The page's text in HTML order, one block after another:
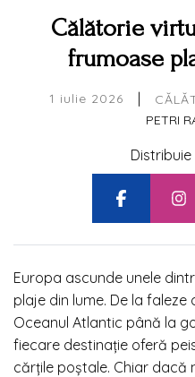
Călătorie
frumoase
1 iulie 2026 |
PETRI
Europa ascunde unele
plaje din lume. De la
Oceanul Atlantic până la
fiecare destinație oferă
cărțile poștale. Chiar dacă